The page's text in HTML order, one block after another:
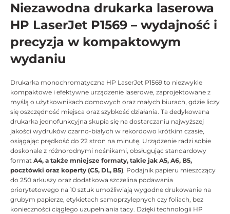
Niezawodna drukarka laserowa
HP LaserJet P1569 – wydajność i
precyzja w kompaktowym
wydaniu
Drukarka monochromatyczna HP LaserJet P1569 to niezwykle
kompaktowe i efektywne urządzenie laserowe, zaprojektowane z
myślą o użytkownikach domowych oraz małych biurach, gdzie liczy
się oszczędność miejsca oraz szybkość działania. Ta dedykowana
drukarka jednofunkcyjna skupia się na dostarczaniu najwyższej
jakości wydruków czarno-białych w rekordowo krótkim czasie,
osiągając prędkość do 22 stron na minutę. Urządzenie radzi sobie
doskonale z różnorodnymi nośnikami, obsługując standardowy
format A4, a także mniejsze formaty, takie jak A5, A6, B5,
pocztówki oraz koperty (C5, DL, B5). Podajnik papieru mieszczący
do 250 arkuszy oraz dodatkowa szczelina podawania
priorytetowego na 10 sztuk umożliwiają wygodne drukowanie na
grubym papierze, etykietach samoprzylepnych czy foliach, bez
konieczności ciągłego uzupełniania tacy. Dzięki technologii HP